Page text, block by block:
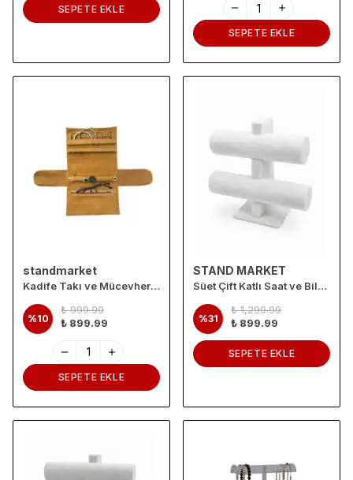
SEPETE EKLE
SEPETE EKLE
standmarket
Kadife Takı ve Mücevher Seyahat Rulo Düzenleyicisi – Kiremit 35x20 cm
%10
₺ 999.99
₺ 899.99
SEPETE EKLE
STAND MARKET
Süet Çift Katlı Saat ve Bileklik Standı – Kadife Kaplamalı Takı Düzenleyici
%31
₺ 1,299.99
₺ 899.99
SEPETE EKLE